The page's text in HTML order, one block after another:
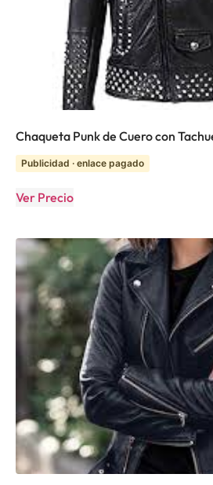
Chaqueta Punk de Cuero con
Publicidad · enlace pagado
Ver Precio